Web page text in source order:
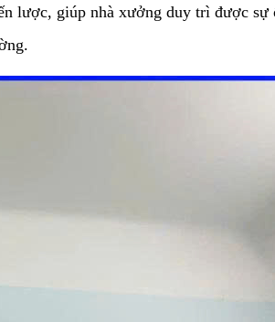
lược, giúp nhà xưởng duy trì được sự